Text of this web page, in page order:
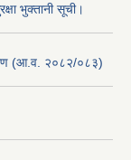
भुक्तानी सूची।
(आ.व. २०८२/०८३)